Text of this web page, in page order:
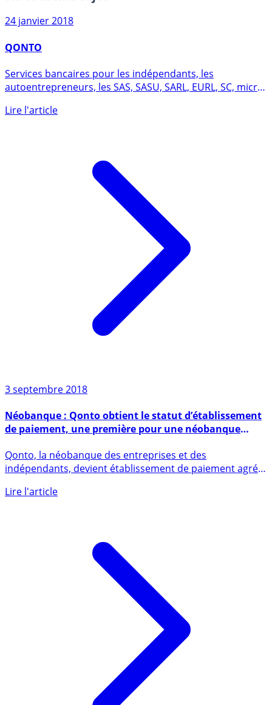
Sur le même sujet
Services bancaires pour les indépendants, les
autoentrepreneurs, les SAS, SASU, SARL, EURL, SC, micro-
entreprises, (...)
Néobanque : Qonto obtient le statut d’établissement
dédiée aux pros
Qonto, la néobanque des entreprises et des
indépendants, devient établissement de paiement agréé
par l’ACPR (Autorité (...)